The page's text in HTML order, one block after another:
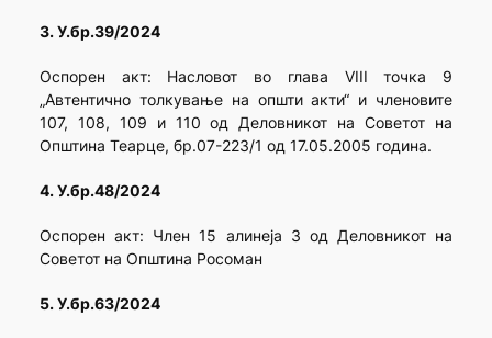
3. У.бр.39/2024
Oспорен акт: Насловот во глава VIII точка 9
„Автентично толкување на општи акти“ и членовите
107, 108, 109 и 110 од Деловникот на Советот на
Општина Теарце, бр.07-223/1 од 17.05.2005 година.
4. У.бр.48/2024
Оспорен акт: Член 15 алинеја 3 од Деловникот на
Советот на Општина Росоман
5. У.бр.63/2024